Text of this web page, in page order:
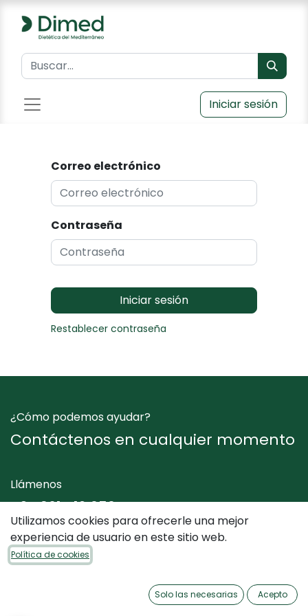
Iniciar sesión
Correo electrónico
Contraseña
Iniciar sesión
Restablecer contraseña
¿Cómo podemos ayudar?
Contáctenos en cualquier momento
Llámenos
+34 961 412 050
Envíenos un mensaje
Utilizamos cookies para ofrecerle una mejor
experiencia de usuario en este sitio web.
Política de cookies
Solo las necesarias Acepto